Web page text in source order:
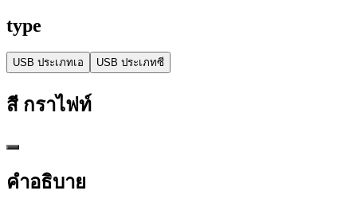
type
USB ประเภทเอ USB ประเภทซี
สี กราไฟท์
คำอธิบาย